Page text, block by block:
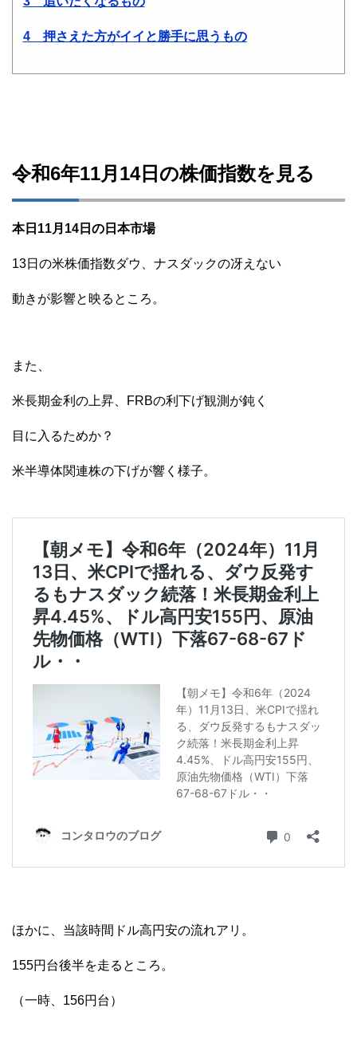
4 押さえた方がイイと勝手に思うもの
令和6年11月14日の株価指数を見る
本日11月14日の日本市場
13日の米株価指数ダウ、ナスダックの冴えない
動きが影響と映るところ。
また、
米長期金利の上昇、FRBの利下げ観測が鈍く
目に入るためか？
米半導体関連株の下げが響く様子。
ほかに、当該時間ドル高円安の流れアリ。
155円台後半を走るところ。
（一時、156円台）